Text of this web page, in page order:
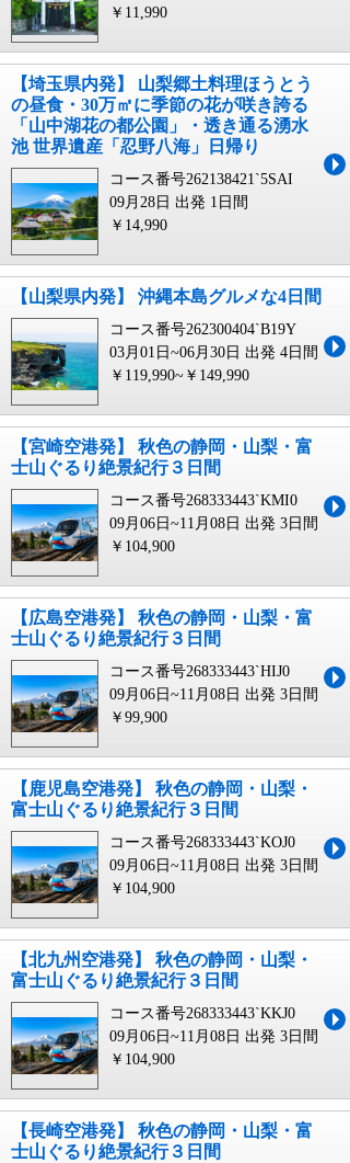
￥11,990
【埼玉県内発】 山梨郷土料理ほうとう
の昼食・30万㎡に季節の花が咲き誇る
「山中湖花の都公園」・透き通る湧水
池 世界遺産「忍野八海」日帰り
コース番号262138421`5SAI
09月28日 出発 1日間
￥14,990
【山梨県内発】 沖縄本島グルメな4日間
コース番号262300404`B19Y
03月01日~06月30日 出発 4日間
￥119,990~￥149,990
【宮崎空港発】 秋色の静岡・山梨・富
士山ぐるり絶景紀行３日間
コース番号268333443`KMI0
09月06日~11月08日 出発 3日間
￥104,900
【広島空港発】 秋色の静岡・山梨・富
士山ぐるり絶景紀行３日間
コース番号268333443`HIJ0
09月06日~11月08日 出発 3日間
￥99,900
【鹿児島空港発】 秋色の静岡・山梨・
富士山ぐるり絶景紀行３日間
コース番号268333443`KOJ0
09月06日~11月08日 出発 3日間
￥104,900
【北九州空港発】 秋色の静岡・山梨・
富士山ぐるり絶景紀行３日間
コース番号268333443`KKJ0
09月06日~11月08日 出発 3日間
￥104,900
【長崎空港発】 秋色の静岡・山梨・富
士山ぐるり絶景紀行３日間